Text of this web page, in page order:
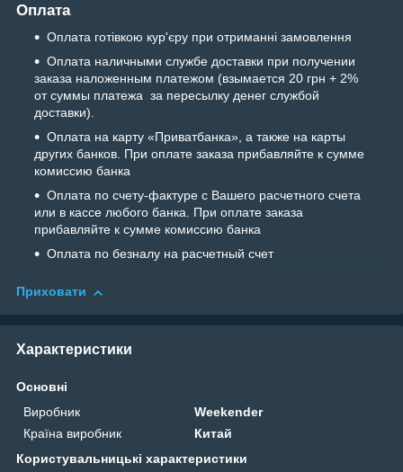
Оплата
Оплата готівкою кур'єру при отриманні замовлення
Оплата наличными службе доставки при получении
заказа наложенным платежом (взымается 20 грн + 2%
от суммы платежа за пересылку денег службой
доставки).
Оплата на карту «Приватбанка», а также на карты
других банков. При оплате заказа прибавляйте к сумме
комиссию банка
Оплата по счету-фактуре с Вашего расчетного счета
или в кассе любого банка. При оплате заказа
прибавляйте к сумме комиссию банка
Оплата по безналу на расчетный счет
Приховати
Характеристики
Основні
Виробник
Weekender
Країна виробник
Китай
Користувальницькі характеристики